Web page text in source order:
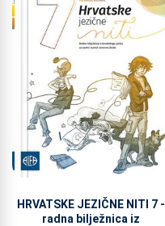
HRVATSKE JEZIČNE NITI 7 -
radna bilježnica iz